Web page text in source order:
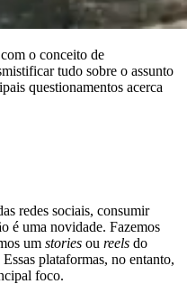
o conceito de
tudo sobre o assunto
questionamentos acerca
redes sociais, consumir
é uma novidade. Fazemos
um stories ou reels do
plataformas, no entanto,
foco.